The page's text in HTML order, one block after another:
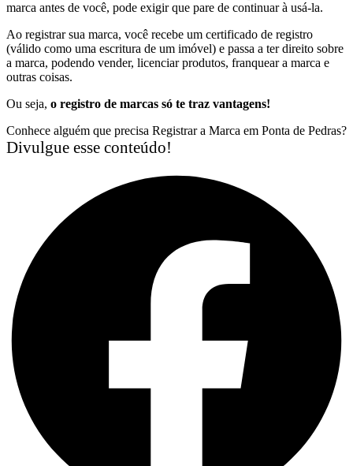
marca antes de você, pode exigir que pare de continuar à usá-la.
Ao registrar sua marca, você recebe um certificado de registro
(válido como uma escritura de um imóvel) e passa a ter direito sobre
a marca, podendo vender, licenciar produtos, franquear a marca e
outras coisas.
Ou seja, o registro de marcas só te traz vantagens!
Conhece alguém que precisa Registrar a Marca em Ponta de Pedras?
Divulgue esse conteúdo!